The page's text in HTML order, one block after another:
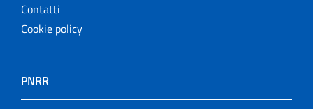
Contatti
Cookie policy
PNRR